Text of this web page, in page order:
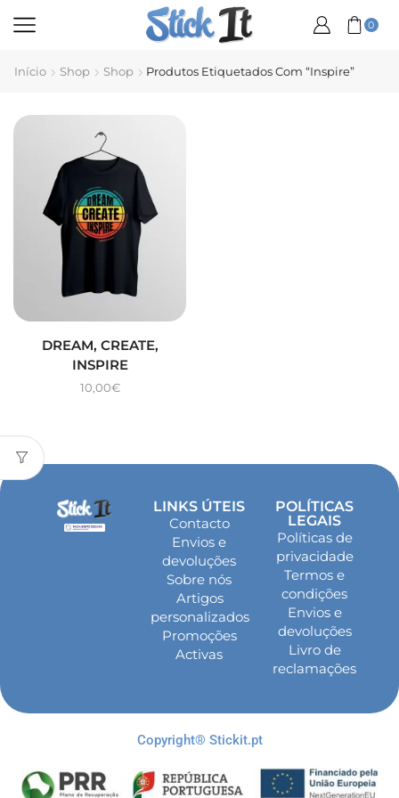
0
Início Shop Shop Produtos Etiquetados Com “Inspire”
DREAM, CREATE,
INSPIRE
10,00€
LINKS ÚTEIS
Contacto
Envios e
devoluções
Sobre nós
Artigos
personalizados
Promoções
Activas
POLÍTICAS
LEGAIS
Políticas de
privacidade
Termos e
condições
Envios e
devoluções
Livro de
reclamações
Copyright® Stickit.pt